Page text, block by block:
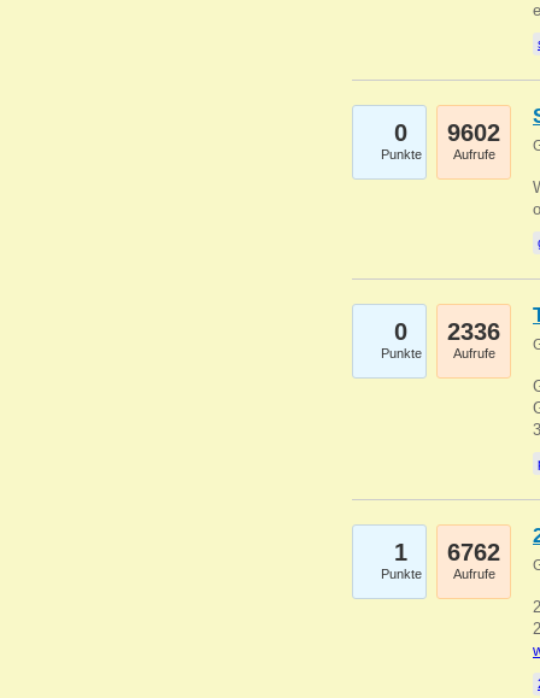
0
Punkte
9602
Aufrufe
0
Punkte
2336
Aufrufe
1
Punkte
6762
Aufrufe